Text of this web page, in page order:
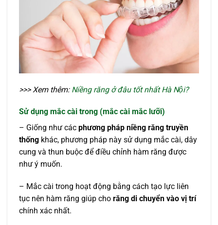
>>> Xem thêm: Niềng răng ở đâu tốt nhất Hà Nội?
Sử dụng mắc cài trong (mắc cài mắc lưỡi)
– Giống như các phương pháp niềng răng truyền
thống khác, phương pháp này sử dụng mắc cài, dây
cung và thun buộc để điều chỉnh hàm răng được
như ý muốn.
– Mắc cài trong hoạt động bằng cách tạo lực liên
tục nên hàm răng giúp cho răng di chuyển vào vị trí
chính xác nhất.